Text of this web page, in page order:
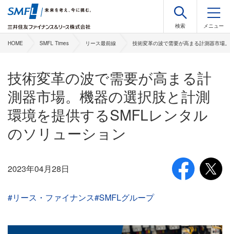
HOME SMFL Times リース最前線 技術変革の波で需要が高まる計測器市場
技術変革の波で需要が高まる計
測器市場。機器の選択肢と計測
環境を提供するSMFLレンタル
のソリューション
2023年04月28日
#リース・ファイナンス#SMFLグループ